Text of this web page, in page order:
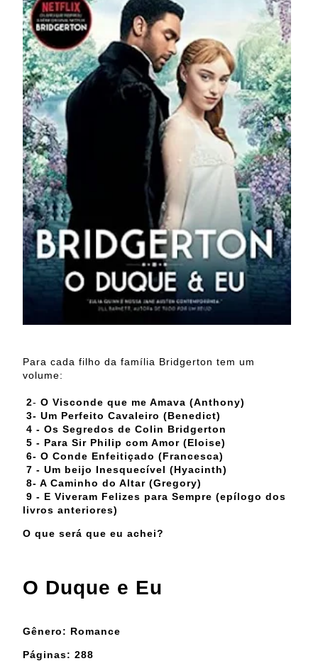
Para cada filho da família Bridgerton tem um
volume:
2- O Visconde que me Amava (Anthony)
3- Um Perfeito Cavaleiro (Benedict)
4 - Os Segredos de Colin Bridgerton
5 - Para Sir Philip com Amor (Eloise)
6- O Conde Enfeitiçado (Francesca)
7 - Um beijo Inesquecível (Hyacinth)
8- A Caminho do Altar (Gregory)
9 - E Viveram Felizes para Sempre (epílogo dos
livros anteriores)
O que será que eu achei?
O Duque e Eu
Gênero: Romance
Páginas: 288